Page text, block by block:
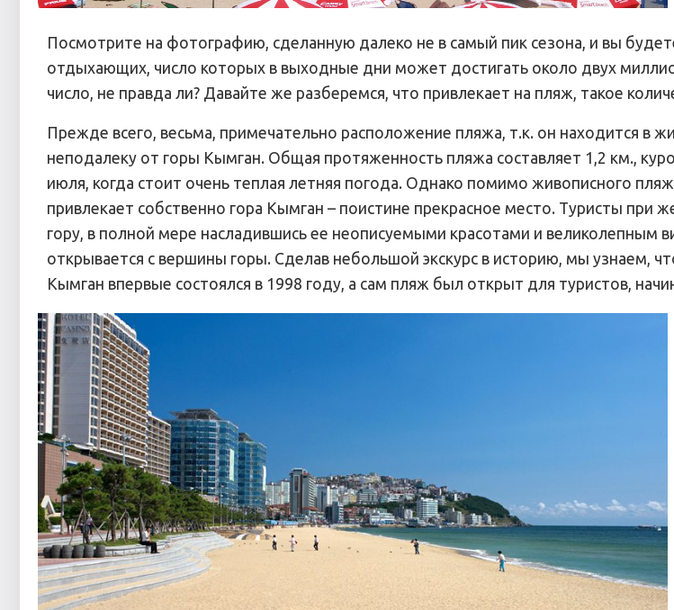
Посмотрите на фотографию, сделанную далеко не в самый пик сезона, и вы
отдыхающих, число которых в выходные дни может достигать около двух
число, не правда ли? Давайте же разберемся, что привлекает на пляж, такое
Прежде всего, весьма, примечательно расположение пляжа, т.к. он находится в
неподалеку от горы Кымган. Общая протяженность пляжа составляет 1,2 км.,
июля, когда стоит очень теплая летняя погода. Однако помимо живописного
привлекает собственно гора Кымган – поистине прекрасное место. Туристы при
гору, в полной мере насладившись ее неописуемыми красотами и великолепным
открывается с вершины горы. Сделав небольшой экскурс в историю, мы узнаем,
Кымган впервые состоялся в 1998 году, а сам пляж был открыт для туристов,